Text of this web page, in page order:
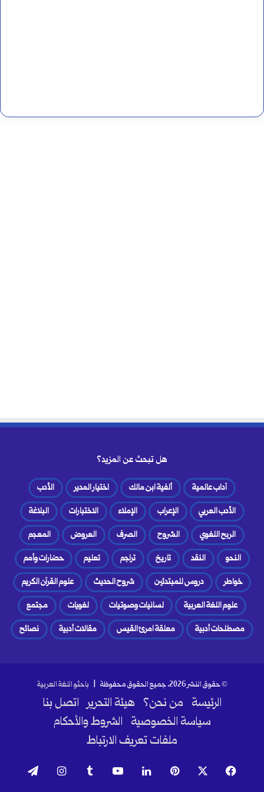
هل تبحث عن المزيد؟
آداب عالمية ألفية ابن مالك اختيار المدير
الأدب
الأدب العربي
الإعراب الإملاء الاختبارات
البلاغة
الربح اللغوي
الشروح الصرف العروض
المعجم
النحو
النقد تاريخ تراجم تعليم
حضارات وأمم
خواطر
دروس للمبتدئين شروح الحديث
علوم القرآن الكريم
علوم اللغة العربية
لسانيات وصوتيات لغويات
مجتمع
مصطلحات أدبية
معلقة امرئ القيس مقالات أدبية نصائح
© حقوق النشر 2026، جميع الحقوق محفوظة | باحثو اللغة العربية
الرئيسة من نحن؟ هيئة التحرير اتصل بنا
سياسة الخصوصية الشروط والأحكام
ملفات تعريف الارتباط
فيسبوك بينتيريست لينكدإن ‫YouTube انستقرام